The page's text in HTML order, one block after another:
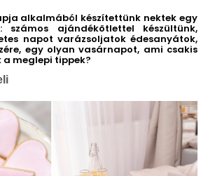
alkalmából készítettünk nektek egy
számos ajándékötlettel készültünk,
napot varázsoljatok édesanyátok,
egy olyan vasárnapot, ami csakis
a meglepi tippek?